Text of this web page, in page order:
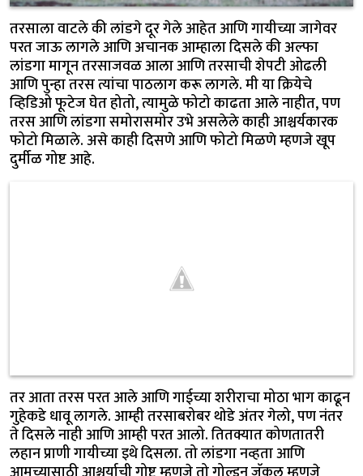
तरसाला वाटले की लांडगे दूर गेले आहेत आणि गायीच्या जागेवर
परत जाऊ लागले आणि अचानक आम्हाला दिसले की अल्फा
लांडगा मागून तरसाजवळ आला आणि तरसाची शेपटी ओढली
आणि पुन्हा तरस त्यांचा पाठलाग करू लागले. मी या क्रियेचे
व्हिडिओ फूटेज घेत होतो, त्यामुळे फोटो काढता आले नाहीत, पण
तरस आणि लांडगा समोरासमोर उभे असलेले काही आश्चर्यकारक
फोटो मिळाले. असे काही दिसणे आणि फोटो मिळणे म्हणजे खूप
दुर्मीळ गोष्ट आहे.
तर आता तरस परत आले आणि गाईच्या शरीराचा मोठा भाग काढून
गुहेकडे धावू लागले. आम्ही तरसाबरोबर थोडे अंतर गेलो, पण नंतर
ते दिसले नाही आणि आम्ही परत आलो. तितक्यात कोणतातरी
लहान प्राणी गायीच्या इथे दिसला. तो लांडगा नव्हता आणि